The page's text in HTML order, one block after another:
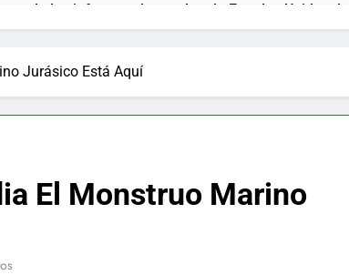
de los informes de empleo de Estados Unidos de
y restaurador, Carl Ruiz, muere a los 44 años
Max Testo a Precios Especiales en México, Chile,
Jurásico Está Aquí
El Monstruo Marino